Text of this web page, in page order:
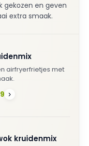
gekozen en geven
extra smaak.
airfryerfrietjes met
›
kruidenmix